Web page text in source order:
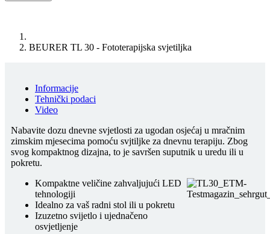
BEURER TL 30 - Fototerapijska svjetiljka
Informacije
Tehnički podaci
Video
Nabavite dozu dnevne svjetlosti za ugodan osjećaj u mračnim
zimskim mjesecima pomoću svjtiljke za dnevnu terapiju. Zbog
svog kompaktnog dizajna, to je savršen suputnik u uredu ili u
pokretu.
Kompaktne veličine zahvaljujući LED
tehnologiji
Idealno za vaš radni stol ili u pokretu
Izuzetno svijetlo i ujednačeno
osvjetljenje